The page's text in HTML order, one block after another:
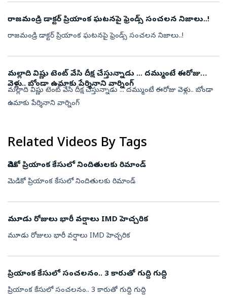
రాజమండ్రి డాక్టర్ ప్రియాంక ఘటనపై ఫ్రెండ్స్ సంచలన నిజాలు..!
రాజమండ్రి డాక్టర్ ప్రియాంక ఘటనపై ఫ్రెండ్స్ సంచలన నిజాలు..!
మల్లాది విష్ణు టెంట్ వేసి దీక్ష చేస్తున్నాడు ... దమ్ముంటే ఈరోజు
వెళ్లు.. బోండా ఉమాకు పేర్శినాని వార్నింగ్
మల్లాది విష్ణు టెంట్ వేసి దీక్ష చేస్తున్నాడు ... దమ్ముంటే ఈరోజు వెళ్లు.. బోండా
ఉమాకు పేర్శినాని వార్నింగ్
Related Videos By Tags
మెడికో ప్రియాంక కేసులో నిందితులకు రిమాండ్
మెడికో ప్రియాంక కేసులో నిందితులకు రిమాండ్
మూడు రోజులు భారీ వర్షాలు IMD హెచ్చరిక
మూడు రోజులు భారీ వర్షాలు IMD హెచ్చరిక
ప్రియాంక కేసులో సంచలనం.. 3 కారుతో గుద్ది గుద్ది
ప్రియాంక కేసులో సంచలనం.. 3 కారుతో గుద్ది గుద్ది